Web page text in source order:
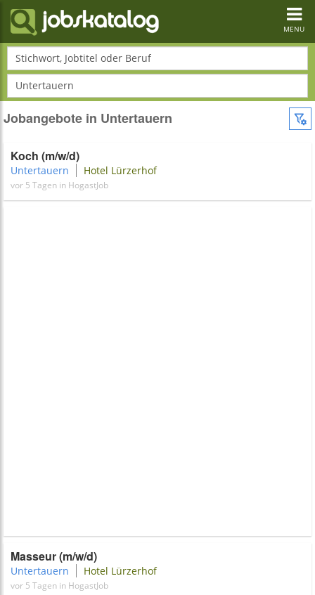
MENU
Stichwort, Jobtitel oder Beruf
Untertauern
Jobangebote in Untertauern
Koch (m/w/d)
Untertauern Hotel Lürzerhof
vor 5 Tagen in HogastJob
Masseur (m/w/d)
Untertauern Hotel Lürzerhof
vor 5 Tagen in HogastJob